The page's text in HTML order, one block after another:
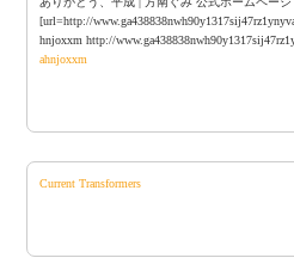
[url=http://
hnjoxxm http://
ahnjoxxm
Current Transformers